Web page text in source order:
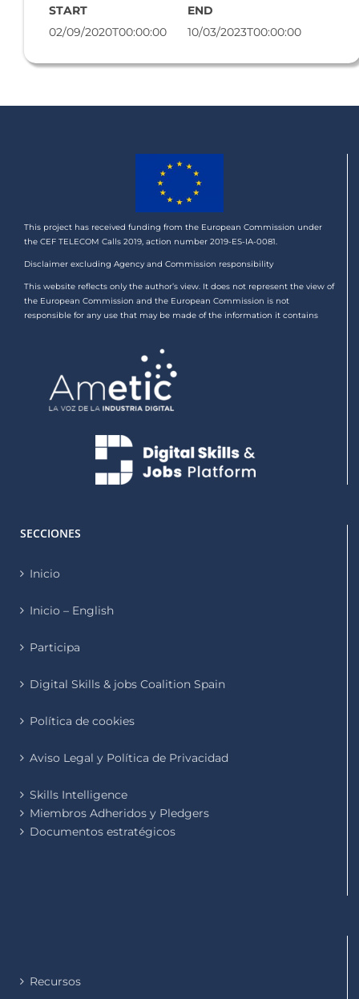
START
END
02/09/2020T00:00:00
10/03/2023T00:00:00
This project has received funding from the European Commission under
the CEF TELECOM Calls 2019, action number 2019-ES-IA-0081.
Disclaimer excluding Agency and Commission responsibility
This website reflects only the author’s view. It does not represent the view of
the European Commission and the European Commission is not
responsible for any use that may be made of the information it contains
SECCIONES
Inicio
Inicio – English
Participa
Digital Skills & jobs Coalition Spain
Política de cookies
Aviso Legal y Política de Privacidad
Skills Intelligence
Miembros Adheridos y Pledgers
Documentos estratégicos
Recursos